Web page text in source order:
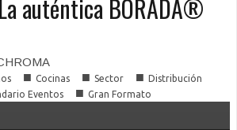
auténtica BORADA®
■ Cocinas ■ Sector ■ Distribución
Eventos ■ Gran Formato